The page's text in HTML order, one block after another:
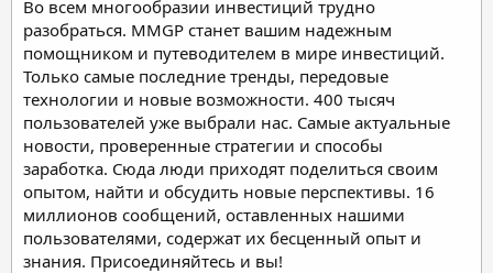
Во всем многообразии инвестиций трудно
разобраться. MMGP станет вашим надежным
помощником и путеводителем в мире инвестиций.
Только самые последние тренды, передовые
технологии и новые возможности. 400 тысяч
пользователей уже выбрали нас. Самые актуальные
новости, проверенные стратегии и способы
заработка. Сюда люди приходят поделиться своим
опытом, найти и обсудить новые перспективы. 16
миллионов сообщений, оставленных нашими
пользователями, содержат их бесценный опыт и
знания. Присоединяйтесь и вы!